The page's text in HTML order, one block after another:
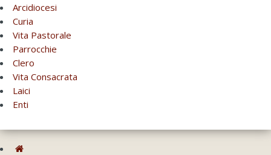
Arcidiocesi
Curia
Vita Pastorale
Parrocchie
Clero
Vita Consacrata
Laici
Enti